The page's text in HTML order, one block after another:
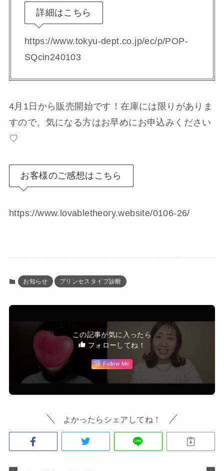
詳細はこちら
https://www.tokyu-dept.co.jp/ec/p/POP-
SQcin240103
4月1日から販売開始です！在庫には限りがありま
すので、気になる方はお早めにお申込みください
♡
お客様のご感想はこちら
https://www.lovabletheory.website/0106-26/
お知らせ プリンセスタイプ診断
この記事が気に入ったら
フォローしてね！
Follow Me
よかったらシェアしてね！